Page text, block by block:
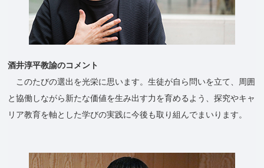
酒井淳平教諭のコメント
このたびの選出を光栄に思います。生徒が自ら問いを立て、周囲
と協働しながら新たな価値を生み出す力を育めるよう、探究やキャ
リア教育を軸とした学びの実践に今後も取り組んでまいります。